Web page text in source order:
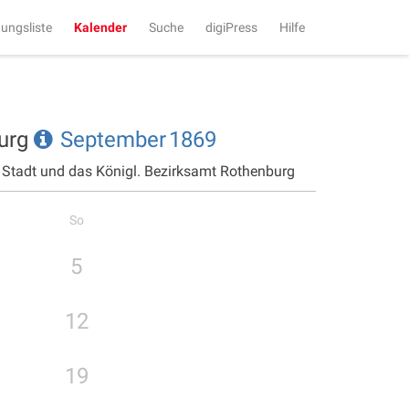
Kalender Suche digiPress Hilfe
September1869
und das Königl. Bezirksamt Rothenburg
So
5
12
19